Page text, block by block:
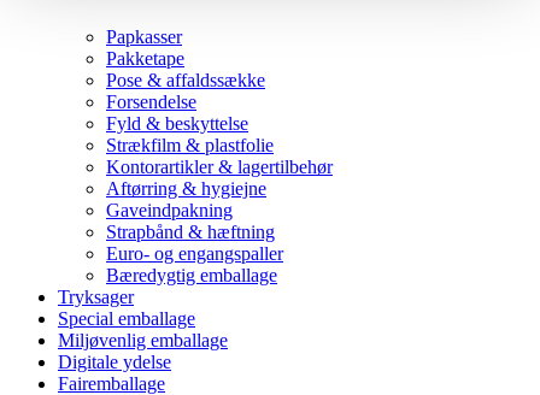
Papkasser
Pakketape
Pose & affaldssække
Forsendelse
Fyld & beskyttelse
Strækfilm & plastfolie
Kontorartikler & lagertilbehør
Aftørring & hygiejne
Gaveindpakning
Strapbånd & hæftning
Euro- og engangspaller
Bæredygtig emballage
Tryksager
Special emballage
Miljøvenlig emballage
Digitale ydelse
Fairemballage